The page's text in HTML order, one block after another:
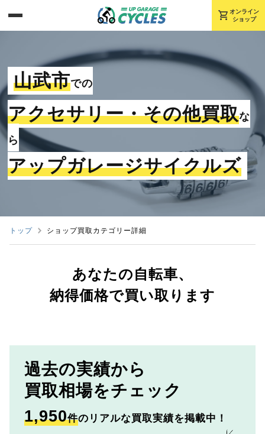
shopping_cart オンライン
ショップ
山武市での
アクセサリー・その他買取な
ら
アップガレージサイクルズ
トップ ショップ買取カテゴリー詳細
あなたの自転車、
納得価格で買い取ります
過去の実績から
買取相場をチェック
1,950件のリアルな買取実績を掲載中！